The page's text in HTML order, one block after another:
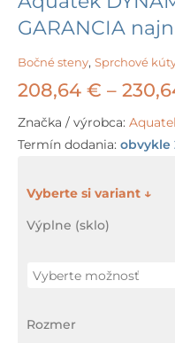
GARANCIA
Bočné steny, Sprchové
208,64 € –
Značka / výrobca:
Termín dodania: obvykle
Výplne (sklo)
Rozmer
množstvo
DYNAMIC
bočná
+